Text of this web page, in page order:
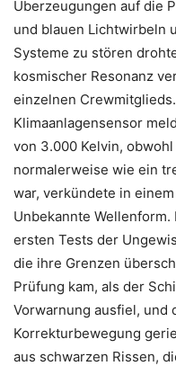
Überzeugungen auf die
und blauen Lichtwirbeln
Systeme zu stören
kosmischer Resonanz
einzelnen
Klimaanlagensensor
von 3.000 Kelvin,
normalerweise wie ein
war, verkündete in
Unbekannte
ersten Tests der
die ihre Grenzen
Prüfung kam, als der
Vorwarnung ausfiel, und
Korrekturbewegung
aus schwarzen Rissen,